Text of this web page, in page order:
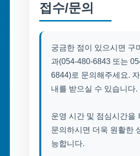
접수/문의
궁금한 점이 있으시면 구
과(054-480-6843 또는
6844)로 문의해주세요.
내를 받으실 수 있습니다.
운영 시간 및 점심시간을
문의하시면 더욱 원활한
능합니다.